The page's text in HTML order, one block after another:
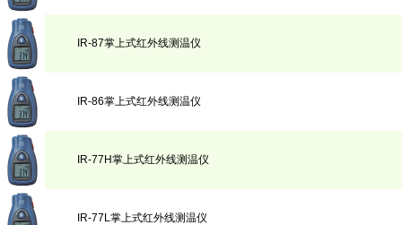
IR-87掌上式红外线测温仪
IR-86掌上式红外线测温仪
IR-77H掌上式红外线测温仪
IR-77L掌上式红外线测温仪